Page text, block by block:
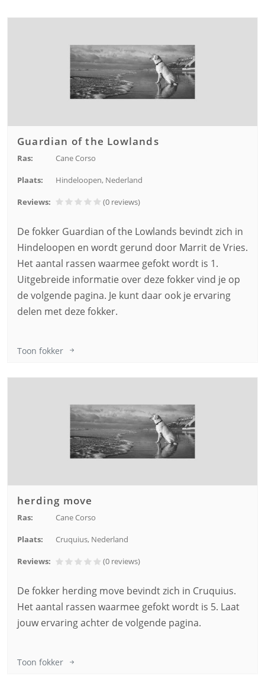
Guardian of the Lowlands
Ras: Cane Corso
Plaats: Hindeloopen, Nederland
Reviews: (0 reviews)
De fokker Guardian of the Lowlands bevindt zich in
Hindeloopen en wordt gerund door Marrit de Vries.
Het aantal rassen waarmee gefokt wordt is 1.
Uitgebreide informatie over deze fokker vind je op
de volgende pagina. Je kunt daar ook je ervaring
delen met deze fokker.
Toon fokker
herding move
Ras: Cane Corso
Plaats: Cruquius, Nederland
Reviews: (0 reviews)
De fokker herding move bevindt zich in Cruquius.
Het aantal rassen waarmee gefokt wordt is 5. Laat
jouw ervaring achter de volgende pagina.
Toon fokker